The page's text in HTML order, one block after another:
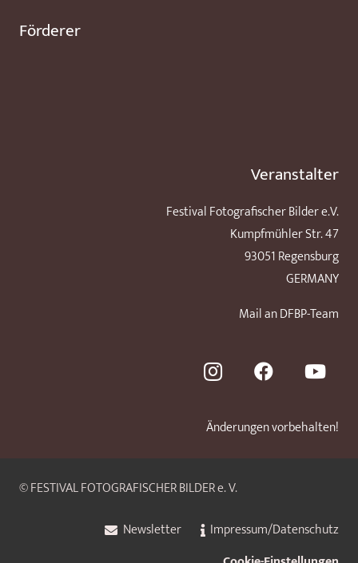
Förderer
Veranstalter
Festival Fotografischer Bilder e.V.
Kumpfmühler Str. 47
93051 Regensburg
GERMANY
Mail an DFBP-Team
Änderungen vorbehalten!
© FESTIVAL FOTOGRAFISCHER BILDER e. V.
Newsletter
Impressum/Datenschutz